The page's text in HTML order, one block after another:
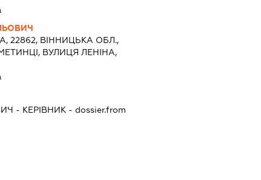
22862, ВІННИЦЬКА ОБЛ.,
ВУЛИЦЯ ЛЕНІНА,
- КЕРІВНИК - dossier.from